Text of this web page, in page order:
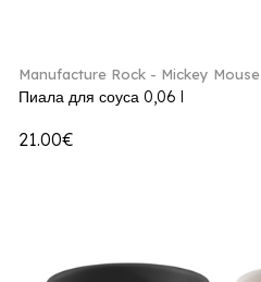
Manufacture Rock - Mickey Mouse
Пиала для соуса 0,06 l
21.00€